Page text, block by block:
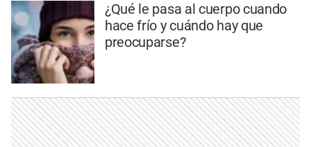
¿Qué le pasa al cuerpo cuando
hace frío y cuándo hay que
preocuparse?